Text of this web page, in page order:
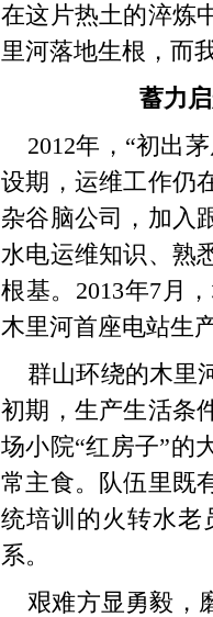
在这片热土的淬炼
里河落地生根，而
蓄力
2012年，“初出
设期，运维工作仍
杂谷脑公司，加入
水电运维知识、熟
根基。2013年7月
木里河首座电站生
群山环绕的木里
初期，生产生活条
场小院“红房子”的
常主食。队伍里既
统培训的火转水老
系。
艰难方显勇毅，